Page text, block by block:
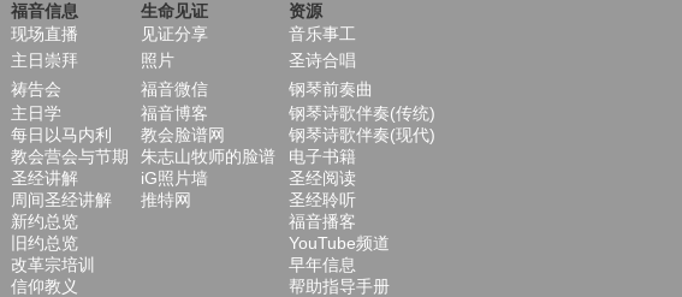
福音信息 生命见证
资源
现场直播 见证分享
音乐事工
主日崇拜 照片
圣诗合唱
祷告会 福音微信
钢琴前奏曲
主日学 福音博客
钢琴诗歌伴奏(传统)
每日以马内利 教会脸谱网
钢琴诗歌伴奏(现代)
教会营会与节期 朱志山牧师的脸谱
电子书籍
圣经讲解 iG照片墙
圣经阅读
周间圣经讲解 推特网
圣经聆听
新约总览
福音播客
旧约总览
YouTube频道
改革宗培训
早年信息
信仰教义
帮助指导手册